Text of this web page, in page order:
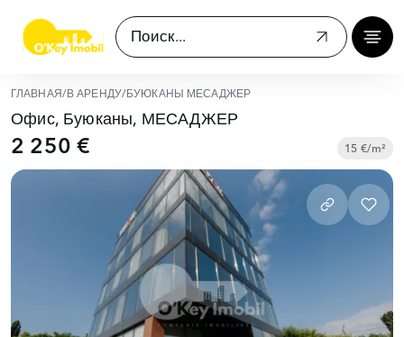
ГЛАВНАЯ/ В АРЕНДУ/ БУЮКАНЫ МЕСАДЖЕР
Офис, Буюканы, МЕСАДЖЕР
2 250 € 15 €/m²